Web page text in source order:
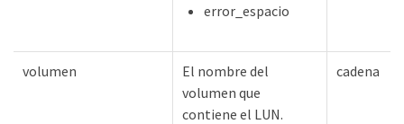
error_espacio
volumen
El nombre del
volumen que
contiene el LUN.
cadena